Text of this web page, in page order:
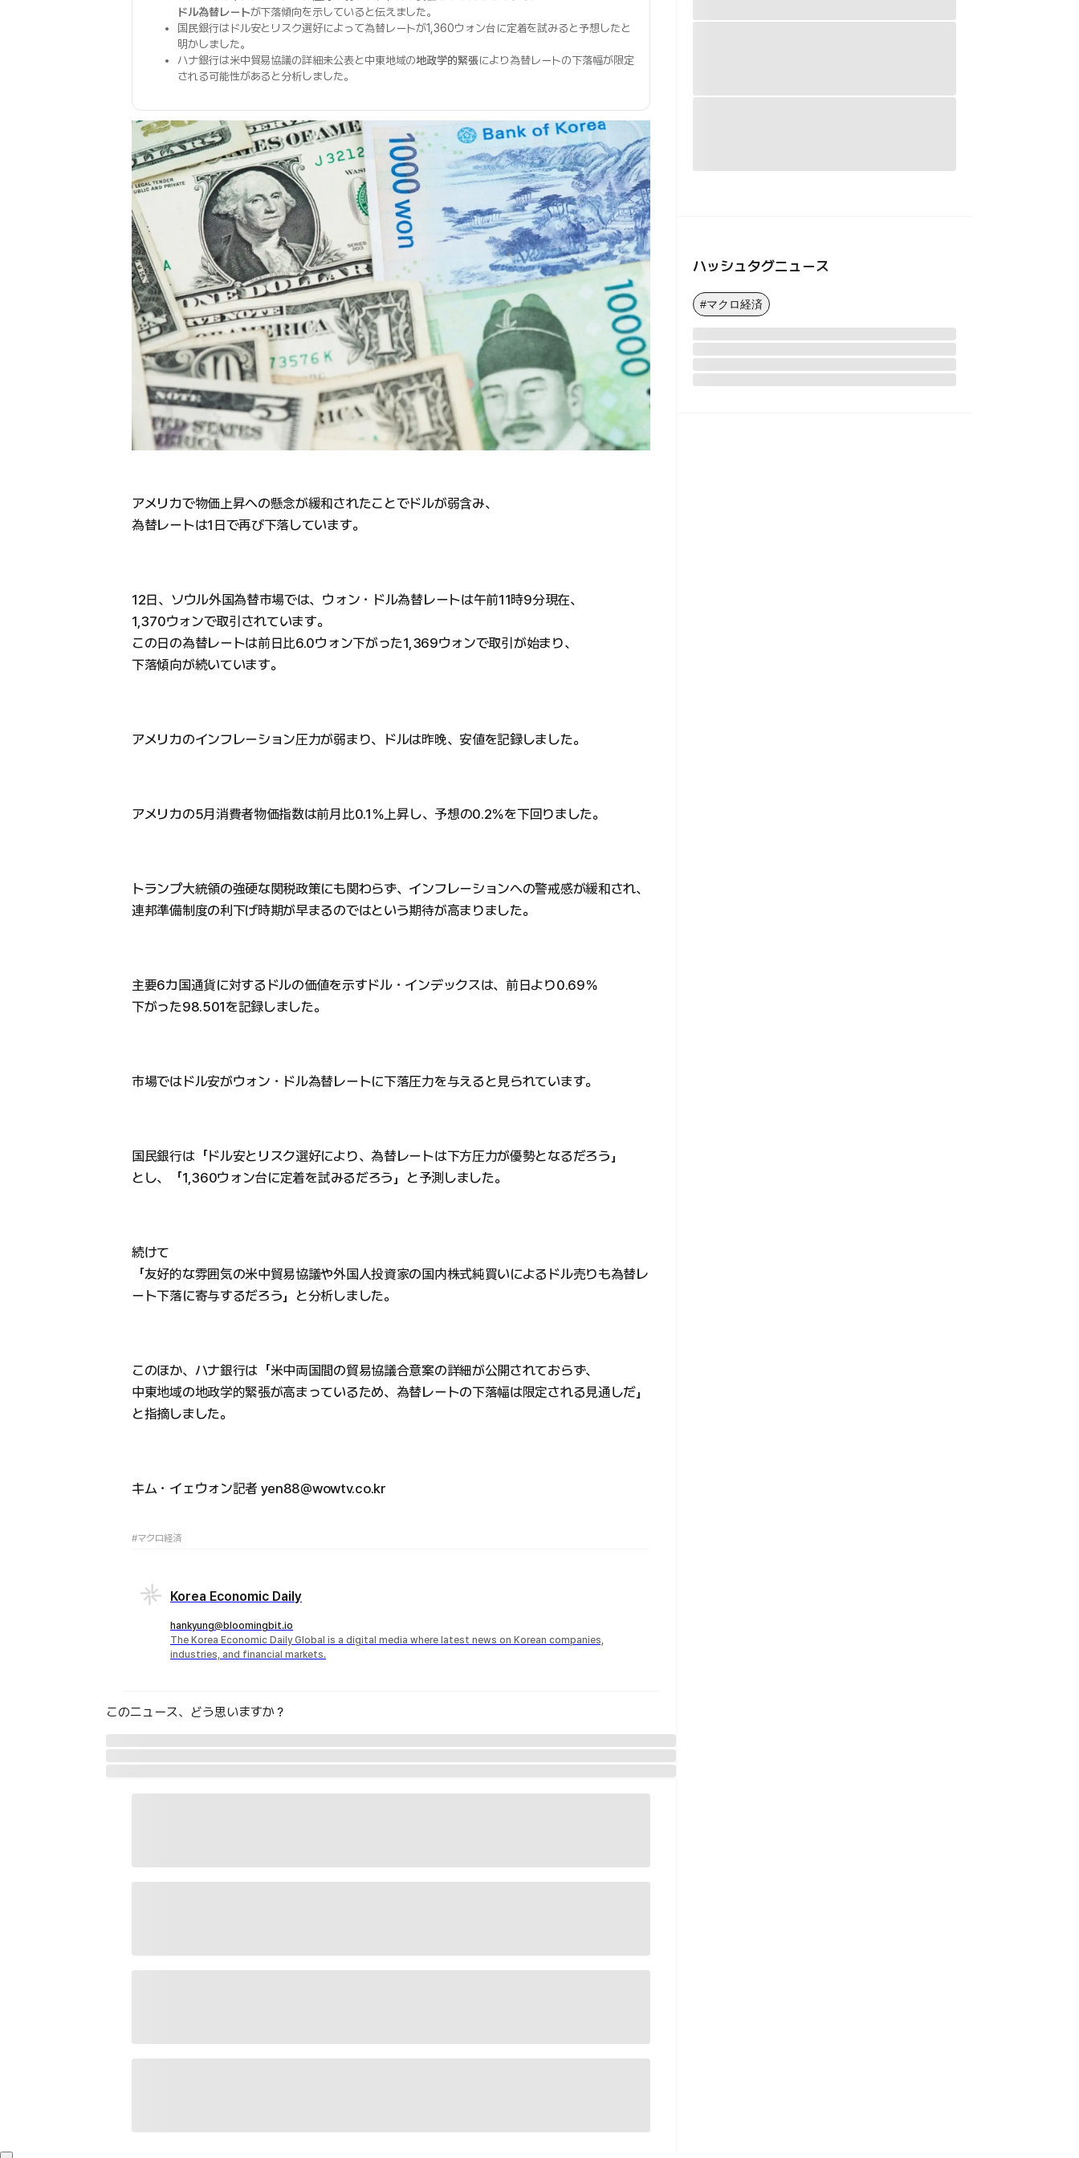
ドル為替レートが下落傾向を示していると伝えました。
国民銀行はドル安とリスク選好によって為替レートが1,360ウォン台に定着を試みると予想したと
明かしました。
ハナ銀行は米中貿易協議の詳細未公表と中東地域の地政学的緊張により為替レートの下落幅が限定
される可能性があると分析しました。
アメリカで物価上昇への懸念が緩和されたことでドルが弱含み、
為替レートは1日で再び下落しています。
12日、ソウル外国為替市場では、ウォン・ドル為替レートは午前11時9分現在、
1,370ウォンで取引されています。
この日の為替レートは前日比6.0ウォン下がった1,369ウォンで取引が始まり、
下落傾向が続いています。
アメリカのインフレーション圧力が弱まり、ドルは昨晩、安値を記録しました。
アメリカの5月消費者物価指数は前月比0.1％上昇し、予想の0.2％を下回りました。
トランプ大統領の強硬な関税政策にも関わらず、インフレーションへの警戒感が緩和され、
連邦準備制度の利下げ時期が早まるのではという期待が高まりました。
主要6カ国通貨に対するドルの価値を示すドル・インデックスは、前日より0.69％
下がった98.501を記録しました。
市場ではドル安がウォン・ドル為替レートに下落圧力を与えると見られています。
国民銀行は「ドル安とリスク選好により、為替レートは下方圧力が優勢となるだろう」
とし、「1,360ウォン台に定着を試みるだろう」と予測しました。
続けて
「友好的な雰囲気の米中貿易協議や外国人投資家の国内株式純買いによるドル売りも為替レ
ート下落に寄与するだろう」と分析しました。
このほか、ハナ銀行は「米中両国間の貿易協議合意案の詳細が公開されておらず、
中東地域の地政学的緊張が高まっているため、為替レートの下落幅は限定される見通しだ」
と指摘しました。
キム・イェウォン記者 yen88@wowtv.co.kr
#マクロ経済
Korea Economic Daily
hankyung@bloomingbit.io
The Korea Economic Daily Global is a digital media where latest news on Korean companies,
industries, and financial markets.
このニュース、どう思いますか？
ハッシュタグニュース
#マクロ経済